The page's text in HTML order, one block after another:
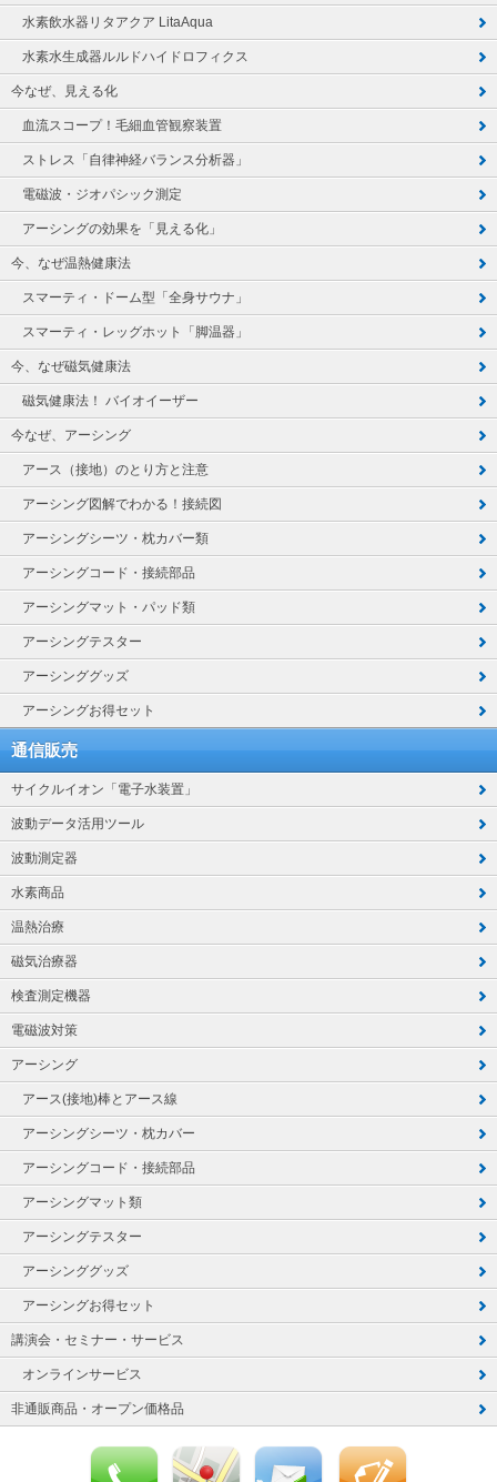
水素飲水器リタアクア LitaAqua
水素水生成器ルルドハイドロフィクス
今なぜ、見える化
血流スコープ！毛細血管観察装置
ストレス「自律神経バランス分析器」
電磁波・ジオパシック測定
アーシングの効果を「見える化」
今、なぜ温熱健康法
スマーティ・ドーム型「全身サウナ」
スマーティ・レッグホット「脚温器」
今、なぜ磁気健康法
磁気健康法！ バイオイーザー
今なぜ、アーシング
アース（接地）のとり方と注意
アーシング図解でわかる！接続図
アーシングシーツ・枕カバー類
アーシングコード・接続部品
アーシングマット・パッド類
アーシングテスター
アーシンググッズ
アーシングお得セット
通信販売
サイクルイオン「電子水装置」
波動データ活用ツール
波動測定器
水素商品
温熱治療
磁気治療器
検査測定機器
電磁波対策
アーシング
アース(接地)棒とアース線
アーシングシーツ・枕カバー
アーシングコード・接続部品
アーシングマット類
アーシングテスター
アーシンググッズ
アーシングお得セット
講演会・セミナー・サービス
オンラインサービス
非通販商品・オープン価格品